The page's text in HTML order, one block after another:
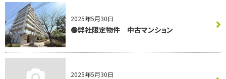
2025年5月30日
🟢弊社限定物件 中古マンション
2025年5月30日